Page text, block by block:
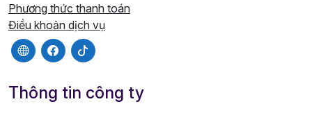
Phương thức thanh toán
Điều khoản dịch vụ
Thông tin công ty